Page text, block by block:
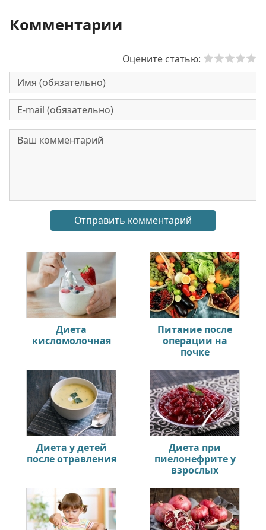
Комментарии
Оцените статью:
Диета
кисломолочная
Питание после
операции на
почке
Диета у детей
после отравления
Диета при
пиелонефрите у
взрослых